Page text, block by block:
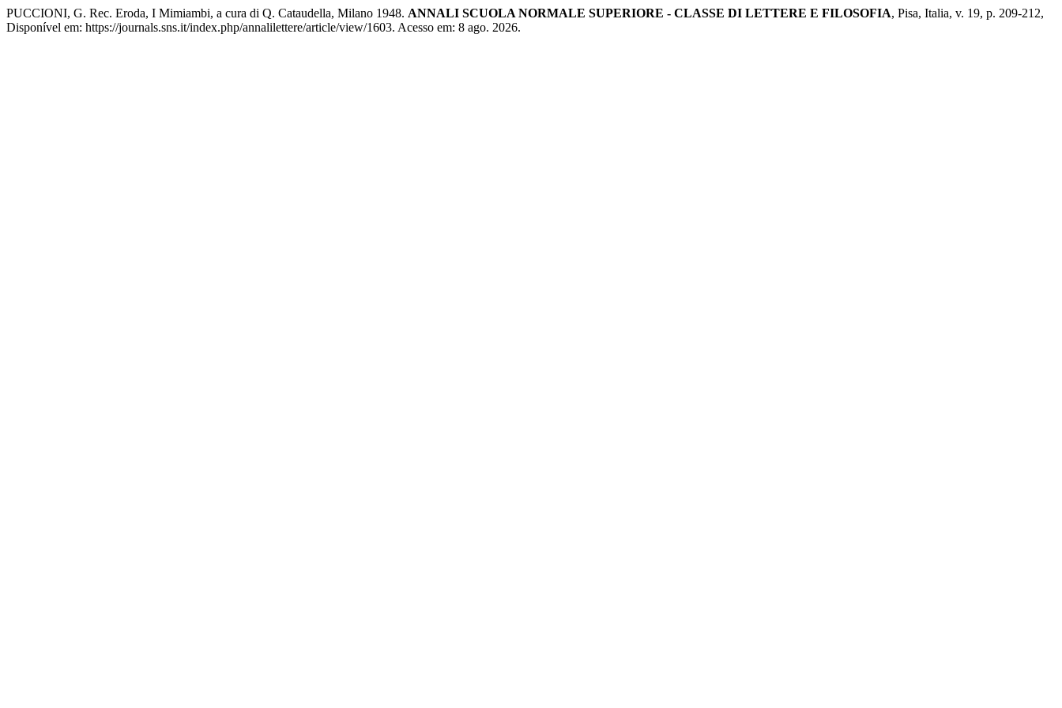
PUCCIONI, G. Rec. Eroda, I Mimiambi, a cura di Q. Cataudella, Milano 1948. ANNALI SCUOLA NORMALE SUPERIORE - CLASSE DI LETTERE E FILOSOFIA, Pisa, Italia, v. 19, p. 209-212,
Disponível em: https://journals.sns.it/index.php/annalilettere/article/view/1603. Acesso em: 8 ago. 2026.